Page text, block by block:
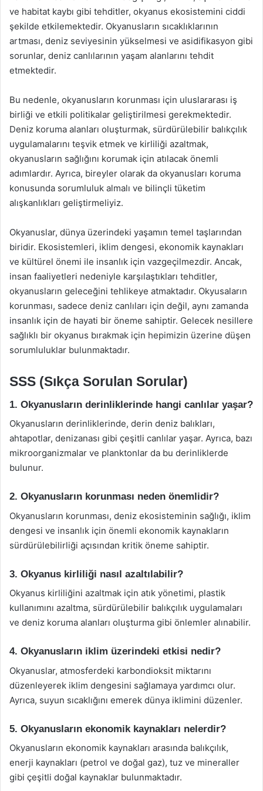
ve habitat kaybı gibi tehditler, okyanus ekosistemini ciddi
şekilde etkilemektedir. Okyanusların sıcaklıklarının
artması, deniz seviyesinin yükselmesi ve asidifikasyon gibi
sorunlar, deniz canlılarının yaşam alanlarını tehdit
etmektedir.
Bu nedenle, okyanusların korunması için uluslararası iş
birliği ve etkili politikalar geliştirilmesi gerekmektedir.
Deniz koruma alanları oluşturmak, sürdürülebilir balıkçılık
uygulamalarını teşvik etmek ve kirliliği azaltmak,
okyanusların sağlığını korumak için atılacak önemli
adımlardır. Ayrıca, bireyler olarak da okyanusları koruma
konusunda sorumluluk almalı ve bilinçli tüketim
alışkanlıkları geliştirmeliyiz.
Okyanuslar, dünya üzerindeki yaşamın temel taşlarından
biridir. Ekosistemleri, iklim dengesi, ekonomik kaynakları
ve kültürel önemi ile insanlık için vazgeçilmezdir. Ancak,
insan faaliyetleri nedeniyle karşılaştıkları tehditler,
okyanusların geleceğini tehlikeye atmaktadır. Okyusaların
korunması, sadece deniz canlıları için değil, aynı zamanda
insanlık için de hayati bir öneme sahiptir. Gelecek nesillere
sağlıklı bir okyanus bırakmak için hepimizin üzerine düşen
sorumluluklar bulunmaktadır.
SSS (Sıkça Sorulan Sorular)
1. Okyanusların derinliklerinde hangi canlılar yaşar?
Okyanusların derinliklerinde, derin deniz balıkları,
ahtapotlar, denizanası gibi çeşitli canlılar yaşar. Ayrıca, bazı
mikroorganizmalar ve planktonlar da bu derinliklerde
bulunur.
2. Okyanusların korunması neden önemlidir?
Okyanusların korunması, deniz ekosisteminin sağlığı, iklim
dengesi ve insanlık için önemli ekonomik kaynakların
sürdürülebilirliği açısından kritik öneme sahiptir.
3. Okyanus kirliliği nasıl azaltılabilir?
Okyanus kirliliğini azaltmak için atık yönetimi, plastik
kullanımını azaltma, sürdürülebilir balıkçılık uygulamaları
ve deniz koruma alanları oluşturma gibi önlemler alınabilir.
4. Okyanusların iklim üzerindeki etkisi nedir?
Okyanuslar, atmosferdeki karbondioksit miktarını
düzenleyerek iklim dengesini sağlamaya yardımcı olur.
Ayrıca, suyun sıcaklığını emerek dünya iklimini düzenler.
5. Okyanusların ekonomik kaynakları nelerdir?
Okyanusların ekonomik kaynakları arasında balıkçılık,
enerji kaynakları (petrol ve doğal gaz), tuz ve mineraller
gibi çeşitli doğal kaynaklar bulunmaktadır.